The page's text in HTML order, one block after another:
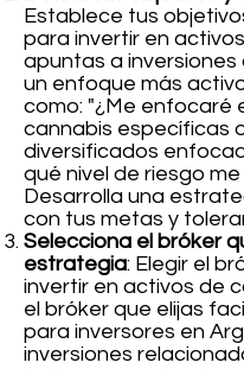
Establece tus
para invertir en
apuntas a
un enfoque más
como: "¿Me enfocaré
cannabis específicas
diversificados
qué nivel de riesgo
Desarrolla una
con tus metas y
Selecciona el bróker
estrategia: Elegir el
invertir en activos de
el bróker que elijas
para inversores en
inversiones